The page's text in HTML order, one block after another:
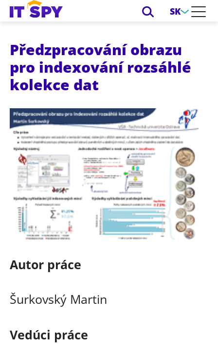
SK
Předzpracování obrazu
pro indexování rozsáhlé
kolekce dat
Autor práce
Šurkovský Martin
Vedúci práce